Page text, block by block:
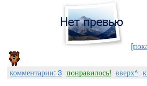
комментарии: 3 понравилось! вверх^